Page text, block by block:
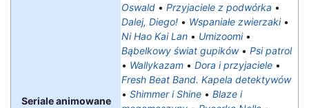
Seriale animowane
Oswald • Przyjaciele z podwórka •
Dalej, Diego! • Wspaniałe zwierzaki•
Ni Hao Kai Lan • Umizoomi•
Bąbelkowy świat gupików• Psi patrol
• Wallykazam • Dora i przyjaciele •
Fresh Beat Band. Kapela detektywów
• Shimmer i Shine • Blaze i